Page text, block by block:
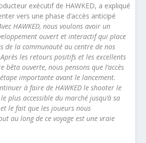
exécutif de HAWKED, a expliqué
vers une phase d’accès anticipé
HAWKED, nous voulons avoir un
ouvert et interactif qui place
de la communauté au centre de nos
les retours positifs et les excellents
bêta ouverte, nous pensons que l’accès
importante avant le lancement.
à faire de HAWKED le shooter le
plus accessible du marché jusqu’à sa
le fait que les joueurs nous
au long de ce voyage est une vraie